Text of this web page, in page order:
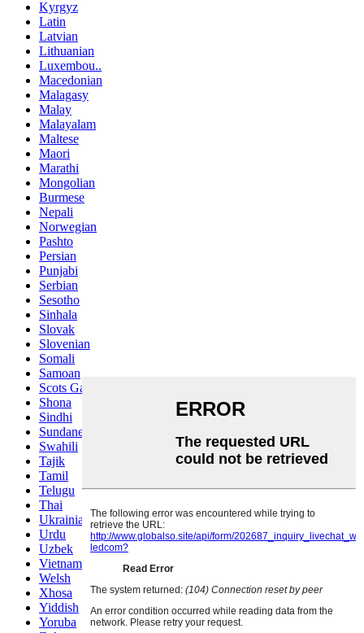
Kyrgyz
Latin
Latvian
Lithuanian
Luxembou..
Macedonian
Malagasy
Malay
Malayalam
Maltese
Maori
Marathi
Mongolian
Burmese
Nepali
Norwegian
Pashto
Persian
Punjabi
Serbian
Sesotho
Sinhala
Slovak
Slovenian
Somali
Samoan
Scots Gaelic
Shona
Sindhi
Sundanese
Swahili
Tajik
Tamil
Telugu
Thai
Ukrainian
Urdu
Uzbek
Vietnamese
Welsh
Xhosa
Yiddish
Yoruba